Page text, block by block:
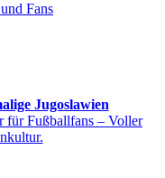
Fans
Jugoslawien
für Fußballfans – Voller